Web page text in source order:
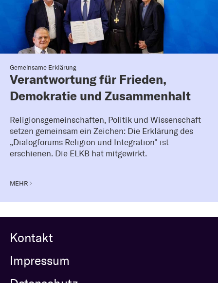
Gemeinsame Erklärung
Verantwortung für Frieden,
Demokratie und Zusammenhalt
Religionsgemeinschaften, Politik und Wissenschaft
setzen gemeinsam ein Zeichen: Die Erklärung des
„Dialogforums Religion und Integration" ist
erschienen. Die ELKB hat mitgewirkt.
MEHR
Kontakt
Impressum